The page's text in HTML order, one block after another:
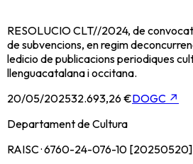
RESOLUCIO CLT//2024, de
de subvencions, en regim
ledicio de publicacions periodiques
llenguacatalana i occitana.
20/05/202532.693,26 €DOGC ↗
Departament de Cultura
RAISC · 6760-24-076-10 [20250520]